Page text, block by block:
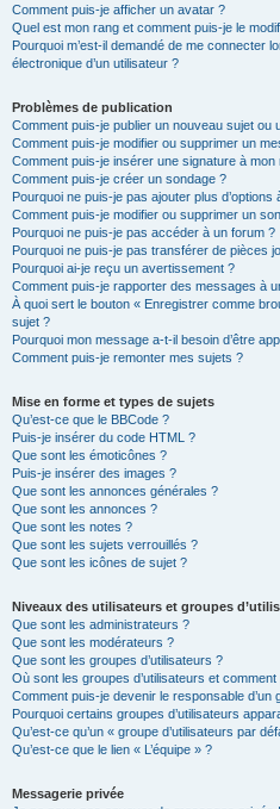
Comment puis-je afficher un avatar ?
Quel est mon rang et comment puis-je le
Pourquoi m’est-il demandé de me connecter
électronique d’un utilisateur ?
Problèmes de publication
Comment puis-je publier un nouveau sujet ou
Comment puis-je modifier ou supprimer un
Comment puis-je insérer une signature à mon
Comment puis-je créer un sondage ?
Pourquoi ne puis-je pas ajouter plus d’options
Comment puis-je modifier ou supprimer un
Pourquoi ne puis-je pas accéder à un forum ?
Pourquoi ne puis-je pas transférer de pièces
Pourquoi ai-je reçu un avertissement ?
Comment puis-je rapporter des messages à
À quoi sert le bouton « Enregistrer comme
sujet ?
Pourquoi mon message a-t-il besoin d’être
Comment puis-je remonter mes sujets ?
Mise en forme et types de sujets
Qu’est-ce que le BBCode ?
Puis-je insérer du code HTML ?
Que sont les émoticônes ?
Puis-je insérer des images ?
Que sont les annonces générales ?
Que sont les annonces ?
Que sont les notes ?
Que sont les sujets verrouillés ?
Que sont les icônes de sujet ?
Niveaux des utilisateurs et groupes
Que sont les administrateurs ?
Que sont les modérateurs ?
Que sont les groupes d’utilisateurs ?
Où sont les groupes d’utilisateurs et
Comment puis-je devenir le responsable d’un
Pourquoi certains groupes d’utilisateurs
Qu’est-ce qu’un « groupe d’utilisateurs par
Qu’est-ce que le lien « L’équipe » ?
Messagerie privée